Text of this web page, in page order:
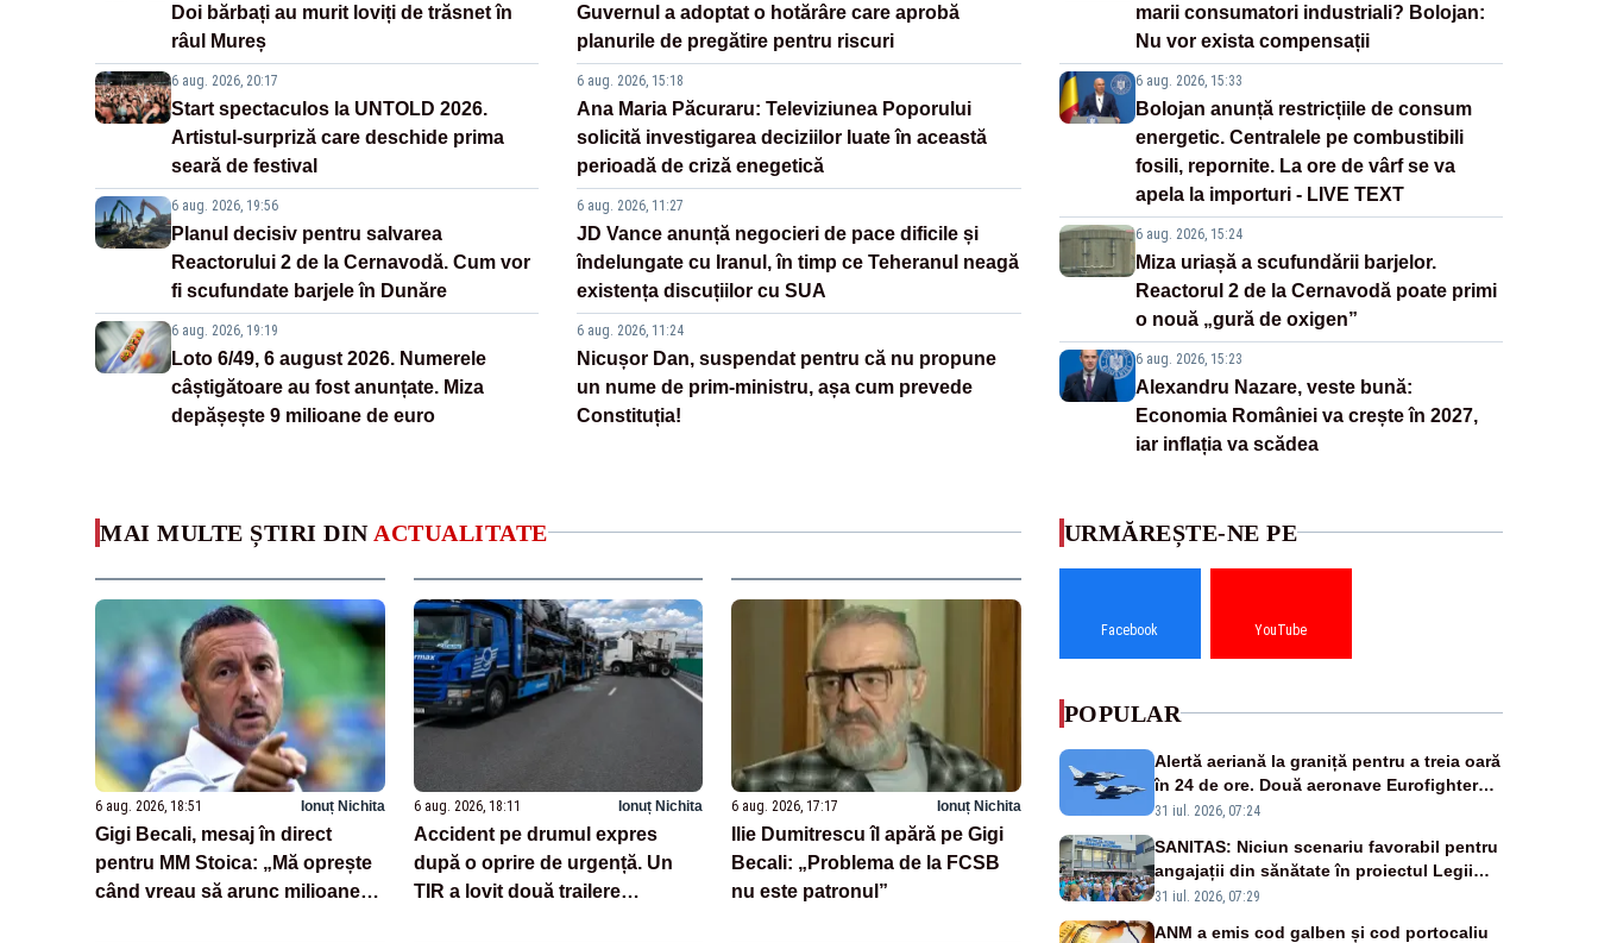
Doi bărbați au murit loviți de trăsnet în
râul Mureș
6 aug. 2026, 20:17
Start spectaculos la UNTOLD 2026.
Artistul-surpriză care deschide prima
seară de festival
6 aug. 2026, 19:56
Planul decisiv pentru salvarea
Reactorului 2 de la Cernavodă. Cum vor
fi scufundate barjele în Dunăre
6 aug. 2026, 19:19
Loto 6/49, 6 august 2026. Numerele
câștigătoare au fost anunțate. Miza
depășește 9 milioane de euro
Guvernul a adoptat o hotărâre care aprobă
planurile de pregătire pentru riscuri
6 aug. 2026, 15:18
Ana Maria Păcuraru: Televiziunea Poporului
solicită investigarea deciziilor luate în această
perioadă de criză enegetică
6 aug. 2026, 11:27
JD Vance anunță negocieri de pace dificile și
îndelungate cu Iranul, în timp ce Teheranul neagă
existența discuțiilor cu SUA
6 aug. 2026, 11:24
Nicușor Dan, suspendat pentru că nu propune
un nume de prim-ministru, așa cum prevede
Constituția!
marii consumatori industriali? Bolojan:
Nu vor exista compensații
6 aug. 2026, 15:33
Bolojan anunță restricțiile de consum
energetic. Centralele pe combustibili
fosili, repornite. La ore de vârf se va
apela la importuri - LIVE TEXT
6 aug. 2026, 15:24
Miza uriașă a scufundării barjelor.
Reactorul 2 de la Cernavodă poate primi
o nouă „gură de oxigen”
6 aug. 2026, 15:23
Alexandru Nazare, veste bună:
Economia României va crește în 2027,
iar inflația va scădea
MAI MULTE ȘTIRI DIN ACTUALITATE
6 aug. 2026, 18:51 Ionuț Nichita
Gigi Becali, mesaj în direct
pentru MM Stoica: „Mă oprește
când vreau să arunc milioane
6 aug. 2026, 18:11 Ionuț Nichita
Accident pe drumul expres
după o oprire de urgență. Un
TIR a lovit două trailere
6 aug. 2026, 17:17 Ionuț Nichita
Ilie Dumitrescu îl apără pe Gigi
Becali: „Problema de la FCSB
nu este patronul”
URMĂREȘTE-NE PE
Facebook YouTube
POPULAR
Alertă aeriană la graniță pentru a treia oară
în 24 de ore. Două aeronave Eurofighter
britanice au fost ridicate de la sol
31 iul. 2026, 07:24
SANITAS: Niciun scenariu favorabil pentru
angajații din sănătate în proiectul Legii
salarizării
31 iul. 2026, 07:29
ANM a emis cod galben și cod portocaliu